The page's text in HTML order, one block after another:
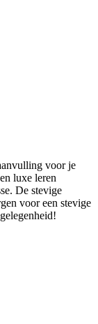
voor je
luxe leren
De stevige
voor een stevige